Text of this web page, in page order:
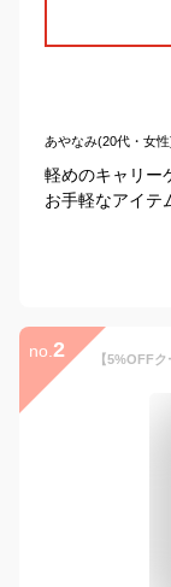
あやなみ(20代・女性
軽めのキャリー
お手軽なアイテ
no. 2